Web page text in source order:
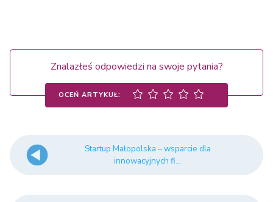
Znalazłeś odpowiedzi na swoje pytania?
OCEŃ ARTYKUŁ:
Startup Małopolska – wsparcie dla
innowacyjnych fi...